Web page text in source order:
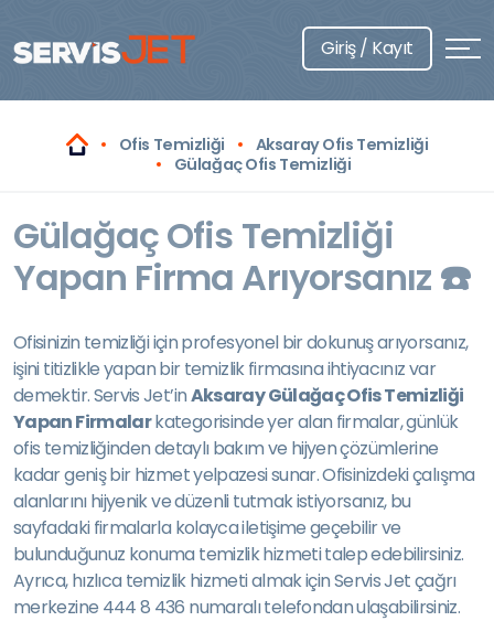
Giriş / Kayıt
Ofis Temizliği
Aksaray Ofis Temizliği
Gülağaç Ofis Temizliği
Gülağaç Ofis Temizliği
Yapan Firma Arıyorsanız ☎️
Ofisinizin temizliği için profesyonel bir dokunuş arıyorsanız,
işini titizlikle yapan bir temizlik firmasına ihtiyacınız var
demektir. Servis Jet’inAksaray Gülağaç Ofis Temizliği
Yapan Firmalarkategorisinde yer alan firmalar, günlük
ofis temizliğinden detaylı bakım ve hijyen çözümlerine
kadar geniş bir hizmet yelpazesi sunar. Ofisinizdeki çalışma
alanlarını hijyenik ve düzenli tutmak istiyorsanız, bu
sayfadaki firmalarla kolayca iletişime geçebilir ve
bulunduğunuz konuma temizlik hizmeti talep edebilirsiniz.
Ayrıca, hızlıca temizlik hizmeti almak için Servis Jet çağrı
merkezine 444 8 436 numaralı telefondan ulaşabilirsiniz.